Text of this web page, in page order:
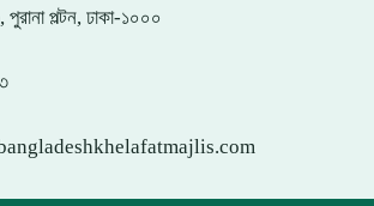
পল্টন, ঢাকা-১০০০